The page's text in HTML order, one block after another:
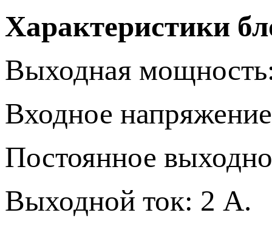
Характеристики
Выходная
Входное
Постоянное
Выходной ток: 2 А.